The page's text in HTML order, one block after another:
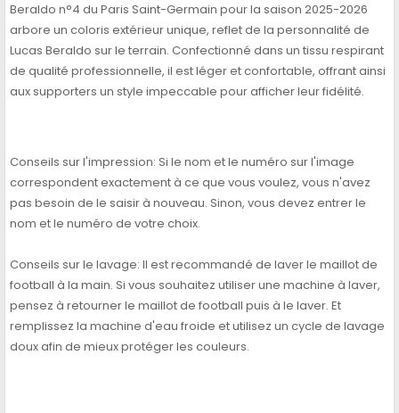
Beraldo n°4 du Paris Saint-Germain pour la saison 2025-2026
arbore un coloris extérieur unique, reflet de la personnalité de
Lucas Beraldo sur le terrain. Confectionné dans un tissu respirant
de qualité professionnelle, il est léger et confortable, offrant ainsi
aux supporters un style impeccable pour afficher leur fidélité.
Conseils sur l'impression: Si le nom et le numéro sur l'image
correspondent exactement à ce que vous voulez, vous n'avez
pas besoin de le saisir à nouveau. Sinon, vous devez entrer le
nom et le numéro de votre choix.
Conseils sur le lavage: Il est recommandé de laver le maillot de
football à la main. Si vous souhaitez utiliser une machine à laver,
pensez à retourner le maillot de football puis à le laver. Et
remplissez la machine d'eau froide et utilisez un cycle de lavage
doux afin de mieux protéger les couleurs.